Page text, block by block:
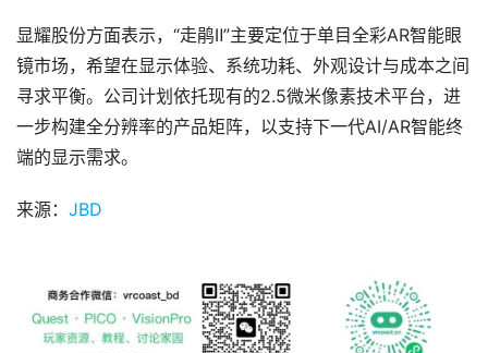
源
下
载
V
R
论
坛
显耀股份方面表示，“走鹃Ⅱ”主要定位于单目全彩AR智能眼
镜市场，希望在显示体验、系统功耗、外观设计与成本之间
寻求平衡。公司计划依托现有的2.5微米像素技术平台，进
一步构建全分辨率的产品矩阵，以支持下一代AI/AR智能终
端的显示需求。
来源： JBD